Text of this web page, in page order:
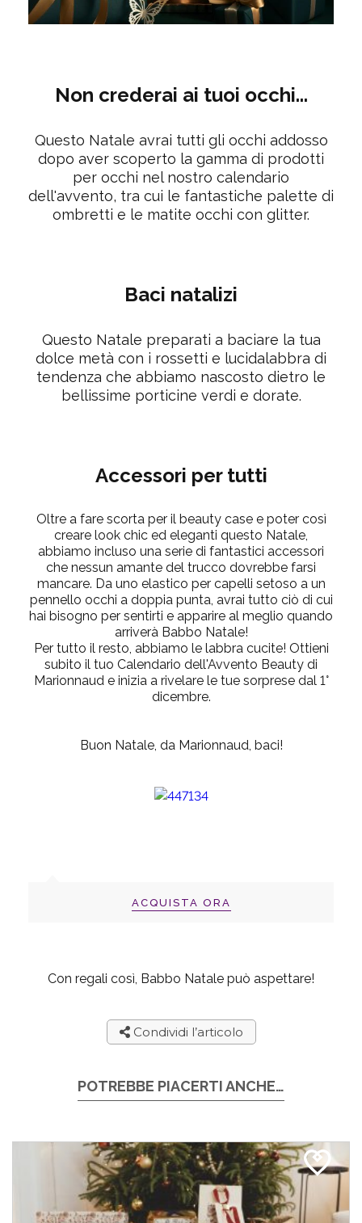
Non crederai ai tuoi occhi...
Questo Natale avrai tutti gli occhi addosso
dopo aver scoperto la gamma di prodotti
per occhi nel nostro calendario
dell'avvento, tra cui le fantastiche palette di
ombretti e le matite occhi con glitter.
Baci natalizi
Questo Natale preparati a baciare la tua
dolce metà con i rossetti e lucidalabbra di
tendenza che abbiamo nascosto dietro le
bellissime porticine verdi e dorate.
Accessori per tutti
Oltre a fare scorta per il beauty case e poter così
creare look chic ed eleganti questo Natale,
abbiamo incluso una serie di fantastici accessori
che nessun amante del trucco dovrebbe farsi
mancare. Da uno elastico per capelli setoso a un
pennello occhi a doppia punta, avrai tutto ciò di cui
hai bisogno per sentirti e apparire al meglio quando
arriverà Babbo Natale!
Per tutto il resto, abbiamo le labbra cucite! Ottieni
subito il tuo Calendario dell'Avvento Beauty di
Marionnaud e inizia a rivelare le tue sorprese dal 1°
dicembre.
Buon Natale, da Marionnaud, baci!
ACQUISTA ORA
Con regali così, Babbo Natale può aspettare!
Condividi l’articolo
POTREBBE PIACERTI ANCHE…